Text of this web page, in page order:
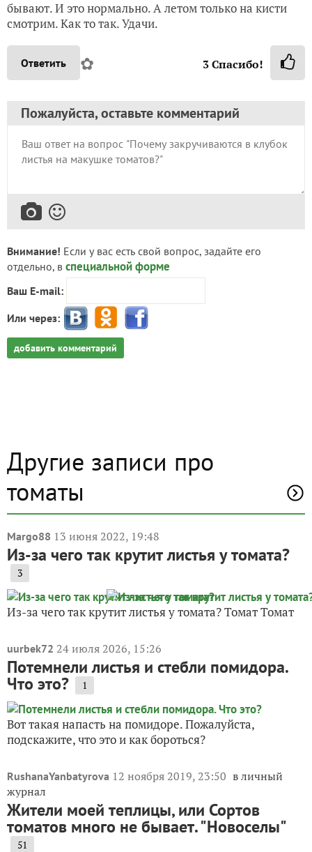
бывают. И это нормально. А летом только на кисти
смотрим. Как то так. Удачи.
Ответить ✿ 3Спасибо!
Пожалуйста, оставьте комментарий
Внимание! Если у вас есть свой вопрос, задайте его
отдельно, в специальной форме
Ваш E-mail:
Или через:
добавить комментарий
Другие записи про
томаты
Margo88 13 июня 2022, 19:48
Из-за чего так крутит листья у томата?
3
Из-за чего так крутит листья у томата? Томат Томат
uurbek72 24 июля 2026, 15:26
Потемнели листья и стебли помидора.
Что это? 1
Вот такая напасть на помидоре. Пожалуйста,
подскажите, что это и как бороться?
RushanaYanbatyrova 12 ноября 2019, 23:50 в личный
журнал
Жители моей теплицы, или Сортов
томатов много не бывает. "Новоселы"
51